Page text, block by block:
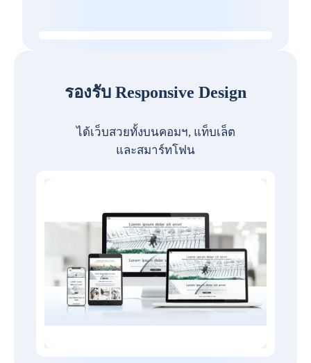
รองรับ Responsive Design
ได้เว็บสวยทั้งบนคอมฯ, แท็บเล็ต
และสมาร์ทโฟน